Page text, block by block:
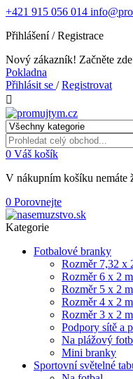
+421 915 056 014
Přihlášení / Registrace
Nový zákazník! Začněte
Pokladna
Přihlásit se /Registrovat

0 Váš košík
V nákupním košíku nemáte
0 Porovnejte
Kategorie
Fotbalové branky
Rozměr 7,32 x
Rozměr 6 x 2 m
Rozměr 5 x 2
Rozměr 4 x 2
Rozměr 3 x 2
Podpory sítě a
Na plážový
Mini branky
Sportovní světelné